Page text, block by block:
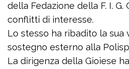
della Fedazione della F. I.
conflitti di interesse.
Lo stesso ha ribadito la sua
sostegno esterno alla
La dirigenza della Gioiese